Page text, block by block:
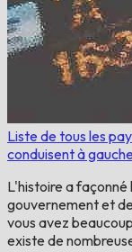
Liste de tous les
conduisent à
L'histoire a
gouvernement et
vous avez
existe de